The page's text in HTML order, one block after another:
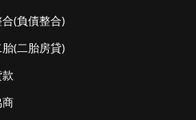
(負債整合)
胎(二胎房貸)